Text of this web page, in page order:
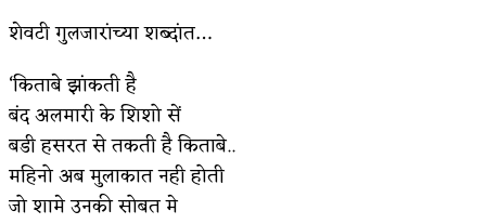
शेवटी गुलजारांच्या शब्दांत…
‘किताबे झांकती है
बंद अलमारी के शिशो सें
बडी हसरत से तकती है किताबे..
महिनो अब मुलाकात नही होती
जो शामे उनकी सोबत मे